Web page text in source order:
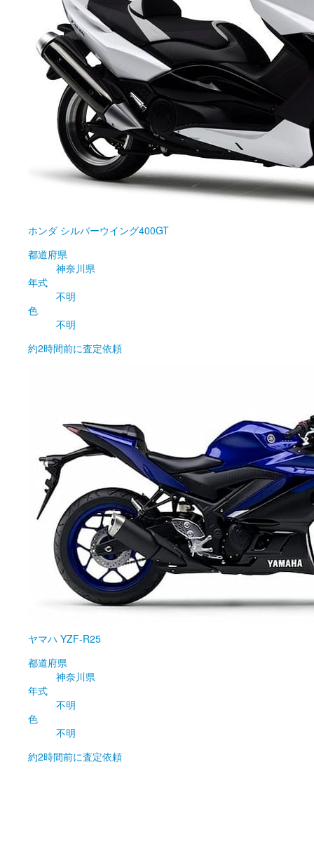
ホンダ シルバーウイング400GT
都道府県
神奈川県
年式
不明
色
不明
約2時間前に査定依頼
ヤマハ YZF-R25
都道府県
神奈川県
年式
不明
色
不明
約2時間前に査定依頼